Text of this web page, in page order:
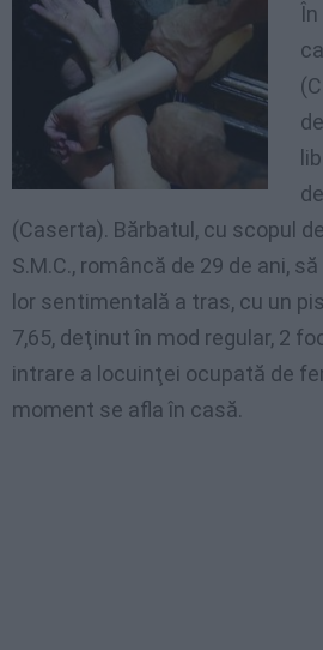
(Caserta). Bărbatul, cu scopul
S.M.C., româncă de 29 de ani,
lor sentimentală a tras, cu un
7,65, deţinut în mod regular, 2
intrare a locuinţei ocupată de
moment se afla în casă.